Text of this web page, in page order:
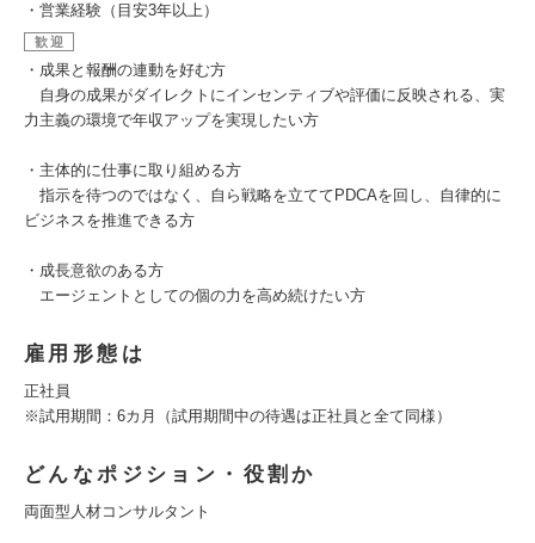
・営業経験（目安3年以上）
歓迎
・成果と報酬の連動を好む方
自身の成果がダイレクトにインセンティブや評価に反映される、実
力主義の環境で年収アップを実現したい方
・主体的に仕事に取り組める方
指示を待つのではなく、自ら戦略を立ててPDCAを回し、自律的に
ビジネスを推進できる方
・成長意欲のある方
エージェントとしての個の力を高め続けたい方
雇用形態は
正社員
※試用期間：6カ月（試用期間中の待遇は正社員と全て同様）
どんなポジション・役割か
両面型人材コンサルタント